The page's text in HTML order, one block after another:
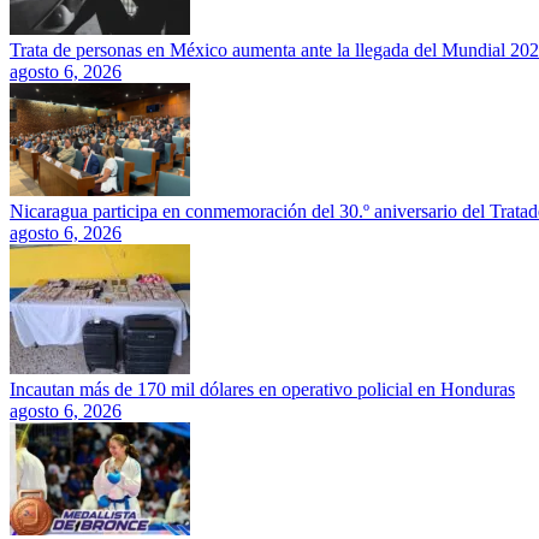
Trata de personas en México aumenta ante la llegada del Mundial
agosto 6, 2026
Nicaragua participa en conmemoración del 30.º aniversario del
agosto 6, 2026
Incautan más de 170 mil dólares en operativo policial en Honduras
agosto 6, 2026